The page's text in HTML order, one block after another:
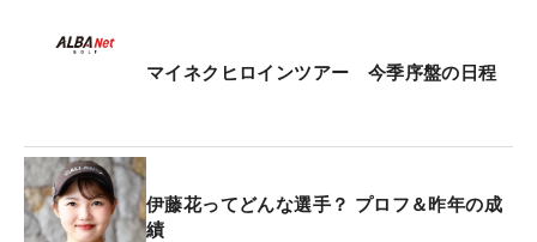
マイネクヒロインツアー 今季序盤の日程
伊藤花ってどんな選手？ プロフ＆昨年の成
績